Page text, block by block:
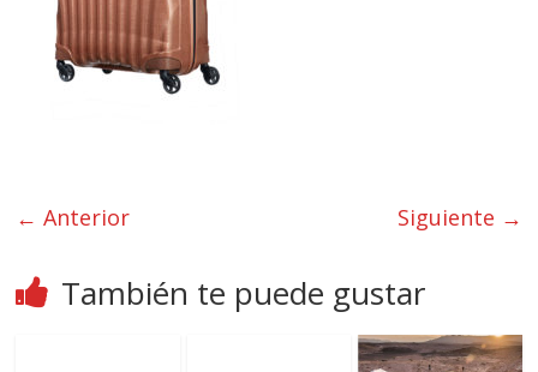
← Anterior Siguiente →
También te puede gustar